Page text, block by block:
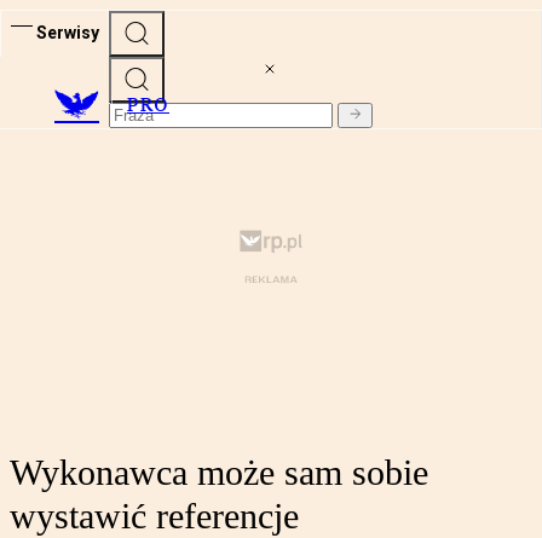
Serwisy
PRO
Wykonawca może sam sobie
wystawić referencje